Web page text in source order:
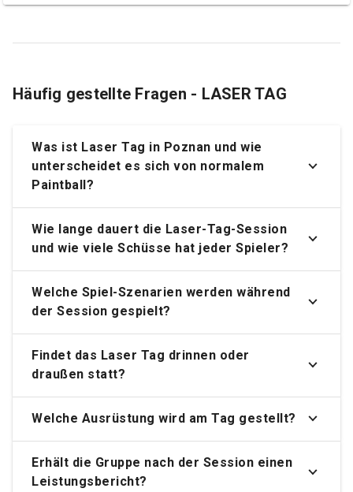
Häufig gestellte Fragen - LASER TAG
Was ist Laser Tag in Poznan und wie
unterscheidet es sich von normalem
Paintball?
Wie lange dauert die Laser-Tag-Session
und wie viele Schüsse hat jeder Spieler?
Welche Spiel-Szenarien werden während
der Session gespielt?
Findet das Laser Tag drinnen oder
draußen statt?
Welche Ausrüstung wird am Tag gestellt?
Erhält die Gruppe nach der Session einen
Leistungsbericht?